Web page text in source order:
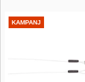
KAMPANJ